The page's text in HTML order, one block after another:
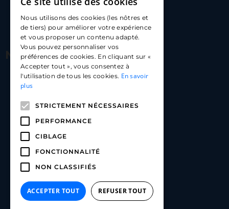
hello@carloapp.com
Nous suivre
Carlo App | Instagram
Carlo App | Linkedin
FRENCH
ENGLISH
SPANISH
Nous utilisons des cookies (les nôtres et
de tiers) pour améliorer votre expérience
et vous proposer un contenu adapté.
Vous pouvez personnaliser vos
préférences de cookies. En cliquant sur «
Accepter tout », vous consentez à
l'utilisation de tous les cookies. En savoir
plus
STRICTEMENT NÉCESSAIRES
PERFORMANCE
CIBLAGE
FONCTIONNALITÉ
NON CLASSIFIÉS
ACCEPTER TOUT REFUSER TOUT